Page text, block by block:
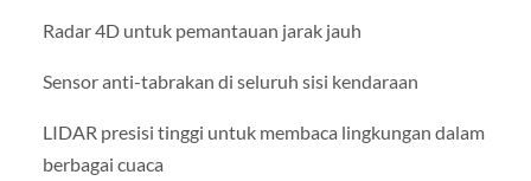
Radar 4D untuk pemantauan jarak jauh
Sensor anti-tabrakan di seluruh sisi kendaraan
LIDAR presisi tinggi untuk membaca lingkungan dalam
berbagai cuaca